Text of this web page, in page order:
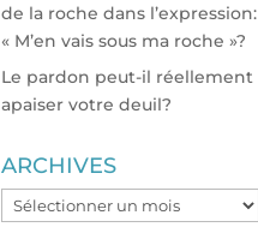
de la roche dans l’expression:
« M’en vais sous ma roche »?
Le pardon peut-il réellement
apaiser votre deuil?
ARCHIVES
ARCHIVES